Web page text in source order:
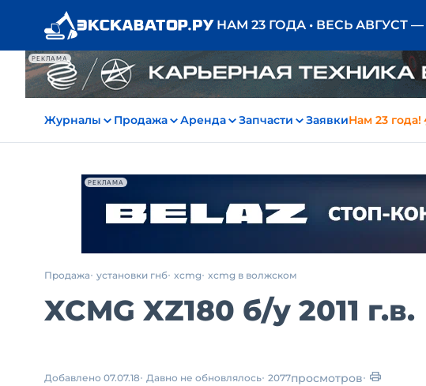
РЕКЛАМА
НАМ 23 ГОДА • ВЕСЬ АВГУСТ —
Журналы Продажа Аренда Запчасти ЗаявкиНам 23 года!
РЕКЛАМА
Продажа установки гнб xcmg xcmg в волжском
XCMG XZ180 б/у 2011 г.в.
Добавлено 07.07.18 Давно не обновлялось 2077просмотров